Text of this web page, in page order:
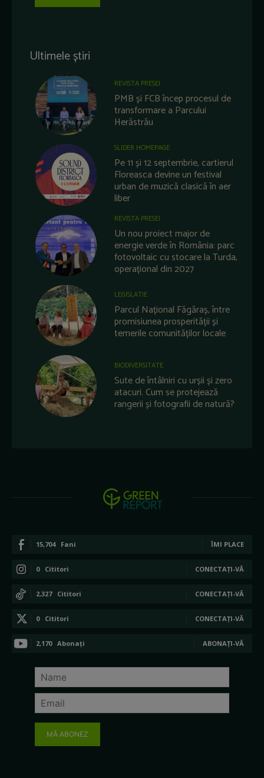
Ultimele știri
REVISTA PRESEI
PMB și FCB încep procesul de
transformare a Parcului
Herăstrău
SLIDER HOMEPAGE
Pe 11 și 12 septembrie, cartierul
Floreasca devine un festival
urban de muzică clasică în aer
liber
REVISTA PRESEI
Un nou proiect major de
energie verde în România: parc
fotovoltaic cu stocare la Turda,
operațional din 2027
LEGISLATIE
Parcul Național Făgăraș, între
promisiunea prosperității și
temerile comunităților locale
BIODIVERSITATE
Sute de întâlniri cu urșii și zero
atacuri. Cum se protejează
rangerii și fotografii de natură?
15,704 Fani ÎMI PLACE
0 Cititori CONECTAȚI-VĂ
2,327 Cititori CONECTAȚI-VĂ
0 Cititori CONECTAȚI-VĂ
2,170 Abonați ABONAȚI-VĂ
MĂ ABONEZ